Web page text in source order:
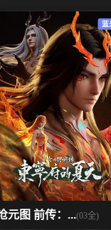
蓝
元图 前传：...(03全)